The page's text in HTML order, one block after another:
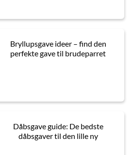
Bryllupsgave ideer – find den
perfekte gave til brudeparret
Dåbsgave guide: De bedste
dåbsgaver til den lille ny